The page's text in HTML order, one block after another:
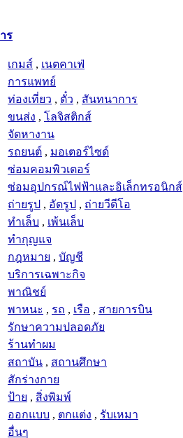
ร
เกมส์
เนตคาเฟ่
การแพทย์
ท่องเที่ยว
ตั๋ว
สันทนาการ
ขนส่ง
โลจิสติกส์
จัดหางาน
รถยนต์
มอเตอร์ไซด์
ซ่อมคอมพิวเตอร์
ซ่อมอุปกรณ์ไฟฟ้าและอิเล็กทรอนิกส์
ถ่ายรูป
อัดรูป
ถ่ายวีดีโอ
ทำเล็บ
เพ้นเล็บ
ทำกุญแจ
กฎหมาย
บัญชี
บริการเฉพาะกิจ
พาณิชย์
พาหนะ
รถ เรือ
สายการบิน
รักษาความปลอดภัย
ร้านทำผม
สถาบัน
สถานศึกษา
สักร่างกาย
ป้าย
สิ่งพิมพ์
ออกแบบ
ตกแต่ง
รับเหมา
อื่นๆ